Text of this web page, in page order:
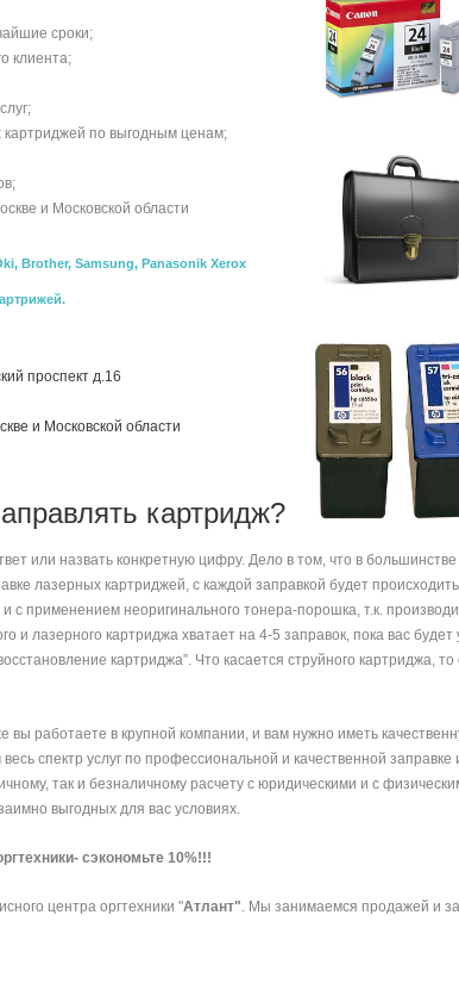
сроки;
клиента;
по выгодным ценам;
и Московской области
Brother, Samsung, Panasonik Xerox
проспект д.16
и Московской области
картридж?
или назвать конкретную цифру. Дело в том, что в
лазерных картриджей, с каждой заправкой будет
с применением неоригинального тонера-порошка, т.к.
и лазерного картриджа хватает на 4-5 заправок, пока вас
картриджа”. Что касается струйного картриджа,
вы работаете в крупной компании, и вам нужно иметь
спектр услуг по профессиональной и качественной
так и безналичному расчету с юридическими и с
выгодных для вас условиях.
сэкономьте 10%!!!
центра оргтехники "Атлант". Мы занимаемся продажей и